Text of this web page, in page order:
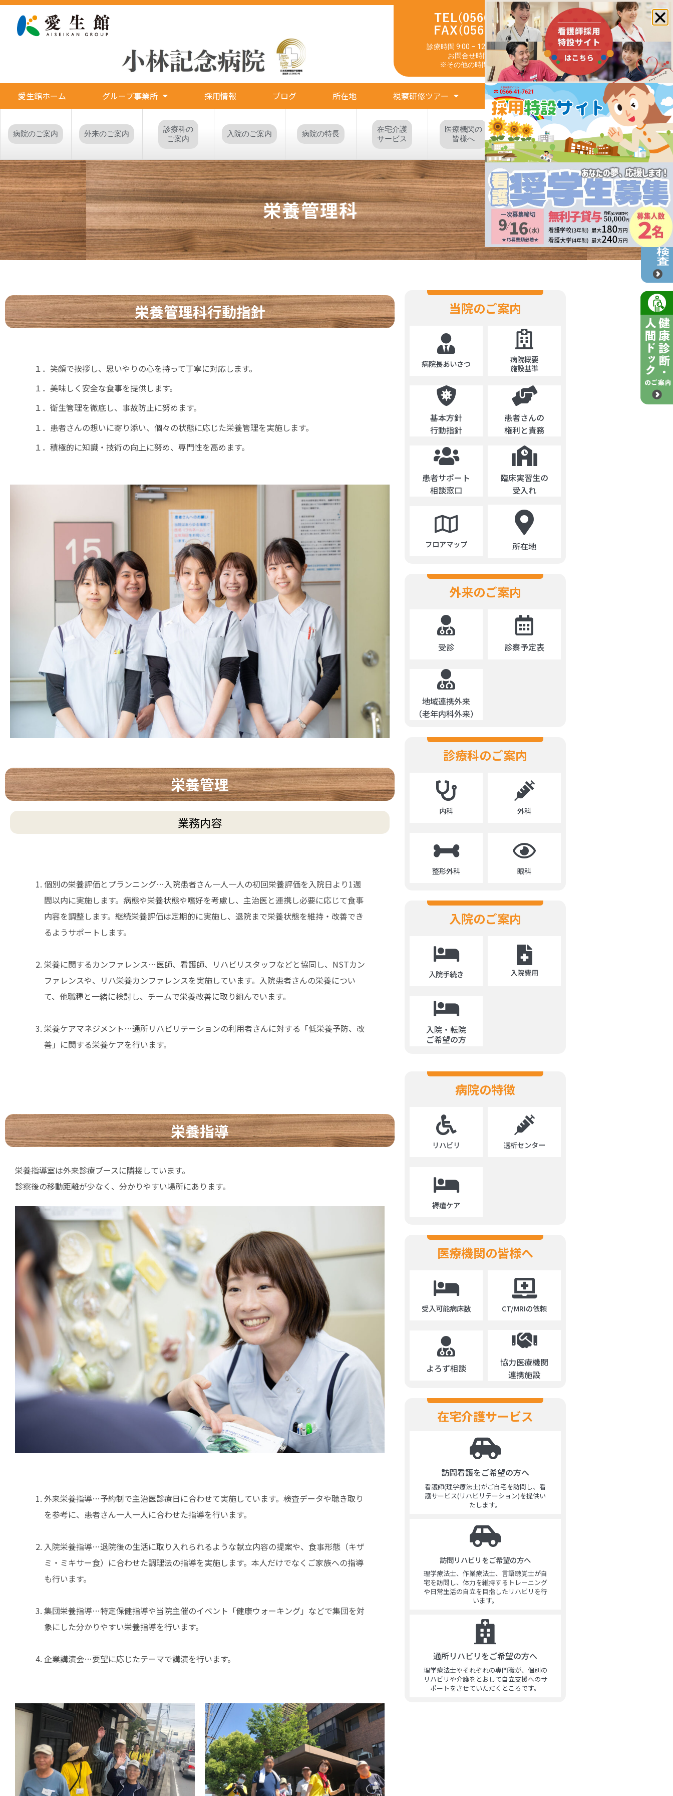
TEL(0566)41-0004
FAX(0566)42-5543
診療時間 9:00 – 12:00（日・祝日除く）
お問合せ時間 9:00 – 17:00
※その他の時間の救急応需あり
愛生館ホーム グループ事業所 採用情報 ブログ 所在地 視察研修ツアー 面会について
病院のご案内 外来のご案内
診療科の
ご案内
入院のご案内 病院の特長
在宅介護
サービス
医療機関の
皆様へ
お問い合わせ
栄養管理科
栄養管理科行動指針
１．笑顔で挨拶し、思いやりの心を持って丁寧に対応します。
１．美味しく安全な食事を提供します。
１．衛生管理を徹底し、事故防止に努めます。
１．患者さんの想いに寄り添い、個々の状態に応じた栄養管理を実施します。
１．積極的に知識・技術の向上に努め、専門性を高めます。
栄養管理
業務内容
個別の栄養評価とプランニング…入院患者さん一人一人の初回栄養評価を入院日より1週
間以内に実施します。病態や栄養状態や嗜好を考慮し、主治医と連携し必要に応じて食事
内容を調整します。継続栄養評価は定期的に実施し、退院まで栄養状態を維持・改善でき
るようサポートします。
栄養に関するカンファレンス…医師、看護師、リハビリスタッフなどと協同し、NSTカン
ファレンスや、リハ栄養カンファレンスを実施しています。入院患者さんの栄養につい
て、他職種と一緒に検討し、チームで栄養改善に取り組んでいます。
栄養ケアマネジメント…通所リハビリテーションの利用者さんに対する「低栄養予防、改
善」に関する栄養ケアを行います。
栄養指導
栄養指導室は外来診療ブースに隣接しています。
診察後の移動距離が少なく、分かりやすい場所にあります。
外来栄養指導…予約制で主治医診療日に合わせて実施しています。検査データや聴き取り
を参考に、患者さん一人一人に合わせた指導を行います。
入院栄養指導…退院後の生活に取り入れられるような献立内容の提案や、食事形態（キザ
ミ・ミキサー食）に合わせた調理法の指導を実施します。本人だけでなくご家族への指導
も行います。
集団栄養指導…特定保健指導や当院主催のイベント「健康ウォーキング」などで集団を対
象にした分かりやすい栄養指導を行います。
企業講演会…要望に応じたテーマで講演を行います。
当院のご案内
病院長あいさつ
病院概要
施設基準
基本方針
行動指針
患者さんの
権利と責務
患者サポート
相談窓口
臨床実習生の
受入れ
フロアマップ 所在地
外来のご案内
受診 診察予定表
地域連携外来
（老年内科外来）
診療科のご案内
内科 外科
整形外科 眼科
入院のご案内
入院手続き 入院費用
入院・転院
ご希望の方
病院の特徴
リハビリ 透析センター
褥瘡ケア
医療機関の皆様へ
受入可能病床数 CT/MRIの依頼
よろず相談
協力医療機関
連携施設
在宅介護サービス
訪問看護をご希望の方へ
看護師(理学療法士)がご自宅を訪問し、看
護サービス(リハビリテーション)を提供い
たします。
訪問リハビリをご希望の方へ
理学療法士、作業療法士、言語聴覚士が自
宅を訪問し、体力を維持するトレーニング
や日常生活の自立を目指したリハビリを行
います。
通所リハビリをご希望の方へ
理学療法士やそれぞれの専門職が、個別の
リハビリや介護をとおして自立支援へのサ
ポートをさせていただくところです。